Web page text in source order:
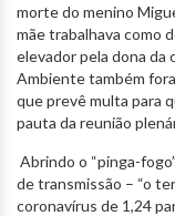
morte do menino
mãe trabalhava como
elevador pela dona da
Ambiente também
que prevê multa para
pauta da reunião
Abrindo o “pinga-
de transmissão – “o
coronavírus de 1,24